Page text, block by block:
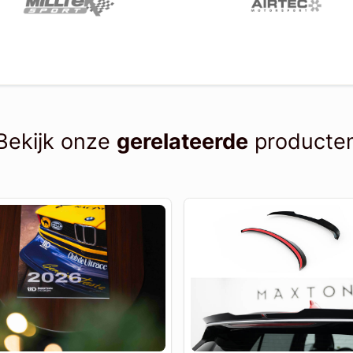
onze gerelateerde